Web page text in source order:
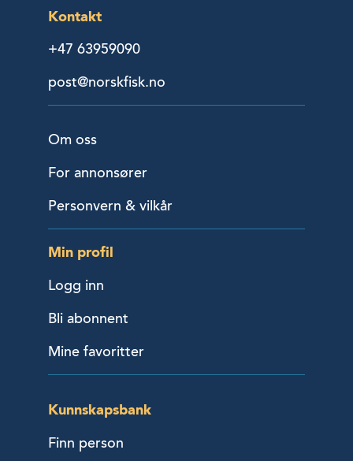
Kontakt
+47 63959090
post@norskfisk.no
Om oss
For annonsører
Personvern & vilkår
Min profil
Logg inn
Bli abonnent
Mine favoritter
Kunnskapsbank
Finn person